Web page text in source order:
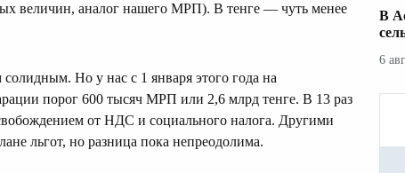
величин, аналог нашего МРП). В тенге — чуть менее
солидным. Но у нас с 1 января этого года на
порог 600 тысяч МРП или 2,6 млрд тенге. В 13 раз
от НДС и социального налога. Другими
льгот, но разница пока непреодолима.
В
6